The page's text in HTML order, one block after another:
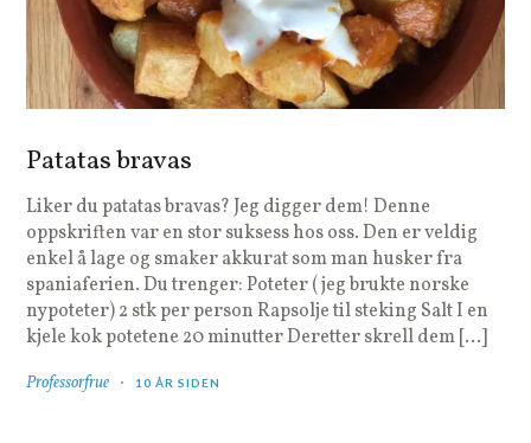
Patatas bravas
Liker du patatas bravas? Jeg digger dem! Denne
oppskriften var en stor suksess hos oss. Den er veldig
enkel å lage og smaker akkurat som man husker fra
spaniaferien. Du trenger: Poteter ( jeg brukte norske
nypoteter) 2 stk per person Rapsolje til steking Salt I en
kjele kok potetene 20 minutter Deretter skrell dem […]
Professorfrue 10 ÅR SIDEN